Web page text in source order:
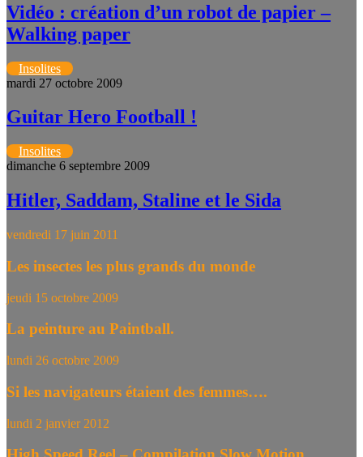
Vidéo : création d’un robot de papier –
Walking paper
Insolites
mardi 27 octobre 2009
Guitar Hero Football !
Insolites
dimanche 6 septembre 2009
Hitler, Saddam, Staline et le Sida
vendredi 17 juin 2011
Les insectes les plus grands du monde
jeudi 15 octobre 2009
La peinture au Paintball.
lundi 26 octobre 2009
Si les navigateurs étaient des femmes….
lundi 2 janvier 2012